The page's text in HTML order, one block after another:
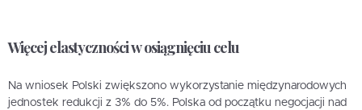
Więcej elastyczności w osiągnięciu celu
Na wniosek Polski zwiększono wykorzystanie międzynarodowych
jednostek redukcji z 3% do 5%. Polska od początku negocjacji nad